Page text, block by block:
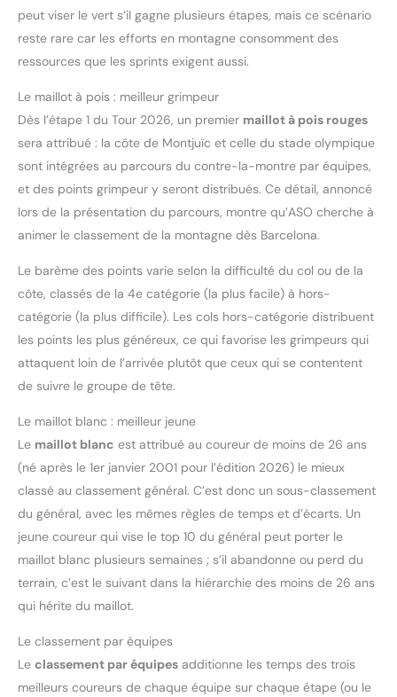
peut viser le vert s’il gagne plusieurs étapes, mais ce scénario
reste rare car les efforts en montagne consomment des
ressources que les sprints exigent aussi.
Le maillot à pois : meilleur grimpeur
Dès l’étape 1 du Tour 2026, un premier maillot à pois rouges
sera attribué : la côte de Montjuïc et celle du stade olympique
sont intégrées au parcours du contre-la-montre par équipes,
et des points grimpeur y seront distribués. Ce détail, annoncé
lors de la présentation du parcours, montre qu’ASO cherche à
animer le classement de la montagne dès Barcelona.
Le barème des points varie selon la difficulté du col ou de la
côte, classés de la 4e catégorie (la plus facile) à hors-
catégorie (la plus difficile). Les cols hors-catégorie distribuent
les points les plus généreux, ce qui favorise les grimpeurs qui
attaquent loin de l’arrivée plutôt que ceux qui se contentent
de suivre le groupe de tête.
Le maillot blanc : meilleur jeune
Le maillot blanc est attribué au coureur de moins de 26 ans
(né après le 1er janvier 2001 pour l’édition 2026) le mieux
classé au classement général. C’est donc un sous-classement
du général, avec les mêmes règles de temps et d’écarts. Un
jeune coureur qui vise le top 10 du général peut porter le
maillot blanc plusieurs semaines ; s’il abandonne ou perd du
terrain, c’est le suivant dans la hiérarchie des moins de 26 ans
qui hérite du maillot.
Le classement par équipes
Le classement par équipes additionne les temps des trois
meilleurs coureurs de chaque équipe sur chaque étape (ou le